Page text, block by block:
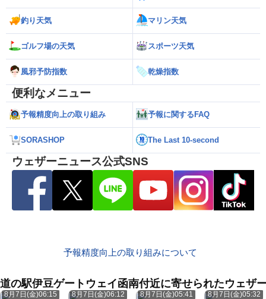
釣り天気 マリン天気
ゴルフ場の天気 スポーツ天気
風邪予防指数 乾燥指数
便利なメニュー
予報精度向上の取り組み 予報に関するFAQ
SORASHOP The Last 10-second
ウェザーニュース公式SNS
予報精度向上の取り組みについて
道の駅伊豆ゲートウェイ函南付近に寄せられたウェザ
8月7日(金)06:15 8月7日(金)06:12 8月7日(金)05:41 8月7日(金)05:32